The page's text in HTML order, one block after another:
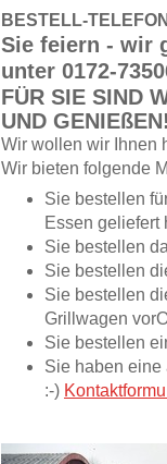
BESTELL-
Sie feiern - wir
unter 0172-
FÜR SIE SIND
UND
Wir wollen wir Ihnen
Wir bieten folgende
Sie bestellen
Essen geliefert
Sie bestellen
Sie bestellen
Sie bestellen
Grillwagen
Sie bestellen
Sie haben eine
:-)